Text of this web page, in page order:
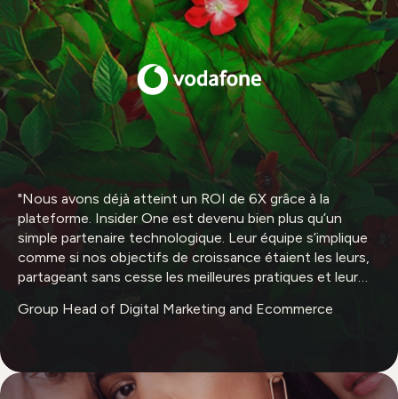
"Nous avons déjà atteint un ROI de 6X grâce à la
plateforme. Insider One est devenu bien plus qu’un
simple partenaire technologique. Leur équipe s’implique
comme si nos objectifs de croissance étaient les leurs,
partageant sans cesse les meilleures pratiques et leur
Group Head of Digital Marketing and Ecommerce